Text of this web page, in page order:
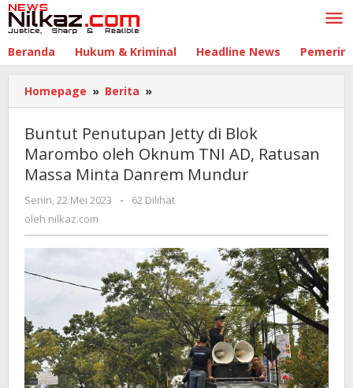
Lewati
ke
Beranda Hukum & Kriminal Headline News
Homepage » Berita »
Penutupan
di
Blok
Marombo
Oknum
AD,
Ratusan
Massa
Minta
Danrem
Mundur
Buntut Penutupan Jetty di Blok
Marombo oleh Oknum TNI AD, Ratusan
Massa Minta Danrem Mundur
Senin, 22 Mei 2023
oleh
-
62 Dilihat
oleh nilkaz.com